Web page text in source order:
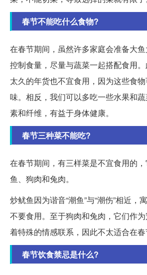
春节不能吃什么食物?
在春节期间，虽然许多家庭会准备大
控制食量，尽量与蔬菜一起搭配食用
太久的年货也不宜食用，因为这些食
味。相反，我们可以多吃一些水果和
素和纤维，有益于身体健康。
春节三种菜不能吃?
在春节期间，有三样菜是不宜食用的
鱼、狗肉和兔肉。
炒鱿鱼因为谐音“潮鱼”与“潮伤”相近，
不要食用。至于狗肉和兔肉，它们作
着特殊的情感联系，因此不太适合在春
春节饮食禁忌是什么?